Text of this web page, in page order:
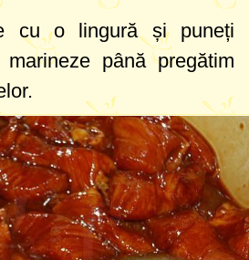
cu o lingură și puneți
până pregătim